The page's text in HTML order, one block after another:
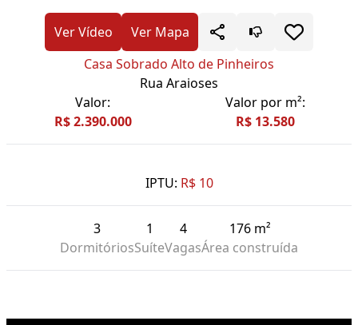
Ver Vídeo
Ver Mapa
Casa Sobrado Alto de Pinheiros
Rua Araioses
Valor:
R$ 2.390.000
Valor por m²:
R$ 13.580
IPTU: R$ 10
3
Dormitórios
1
Suíte
4
Vagas
176 m²
Área construída